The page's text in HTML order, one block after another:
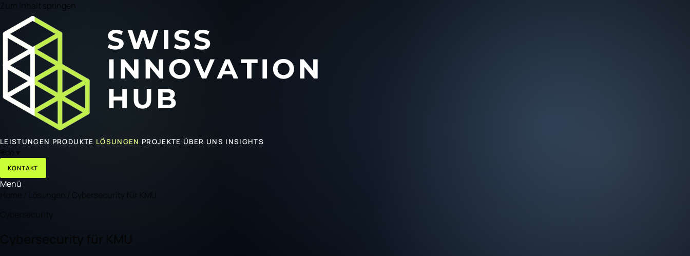
Zum Inhalt springen
LEISTUNGEN PRODUKTE LÖSUNGEN PROJEKTE ÜBER UNS INSIGHTS
🌐de ▾
KONTAKT
Menü
Home / Lösungen / Cybersecurity für KMU